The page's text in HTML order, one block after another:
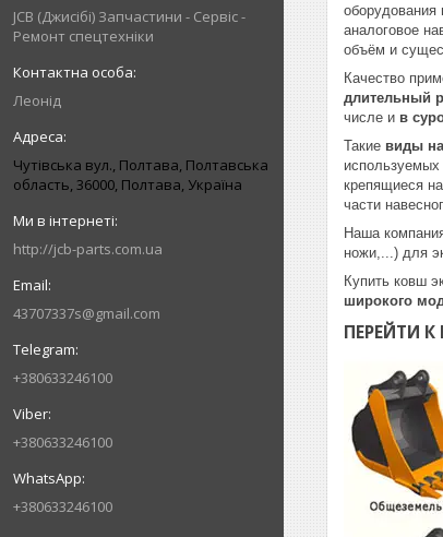
JCB (Джисібі) Запчастини - Сервіс -
Ремонт спецтехніки
Леонід
Чутівська вул., Полтава, Полтавська
область, 36000, Полтава, Україна
http://jcb-parts.com.ua
43707337s@gmail.com
+380633246100
+380633246100
+380633246100
оборудования
аналоговое
объём и
Качество
длительный
числе и в
Такие виды
крепящиеся
части
Наша
ножи,...) для
Купить ковш
широкого
ПЕРЕЙТИ